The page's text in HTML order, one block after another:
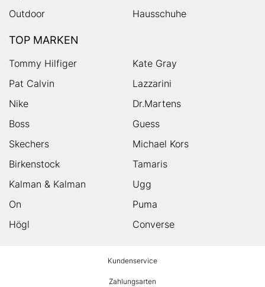
Outdoor
Hausschuhe
TOP MARKEN
Tommy Hilfiger
Kate Gray
Pat Calvin
Lazzarini
Nike
Dr.Martens
Boss
Guess
Skechers
Michael Kors
Birkenstock
Tamaris
Kalman & Kalman
Ugg
On
Puma
Högl
Converse
Kundenservice
Zahlungsarten